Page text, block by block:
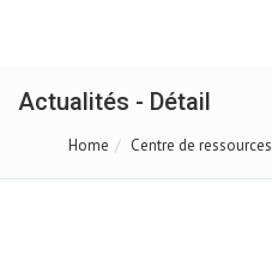
Actualités - Détail
Home Centre de ressources